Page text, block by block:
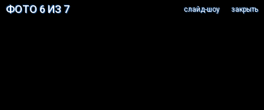
ФОТО 6 ИЗ 7 закрыть
cлайд-шоу